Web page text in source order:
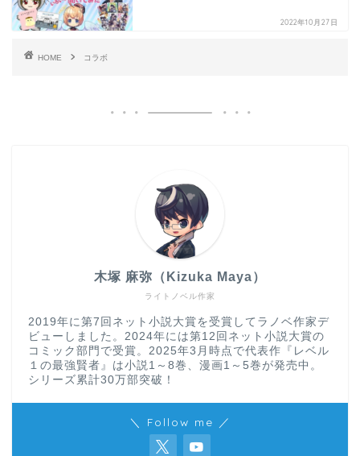
2022年10月27日
HOME コラボ
ライトノベル作家
木塚 麻弥（Kizuka Maya）
2019年に第7回ネット小説大賞を受賞してラノベ作家デ
ビューしました。2024年には第12回ネット小説大賞の
コミック部門で受賞。2025年3月時点で代表作『レベル
１の最強賢者』は小説1～8巻、漫画1～5巻が発売中。
シリーズ累計30万部突破！
＼ Follow me ／